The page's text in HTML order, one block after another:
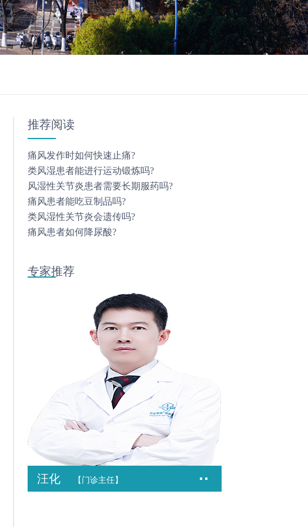
推荐阅读
痛风发作时如何快速止痛?
类风湿患者能进行运动锻炼吗?
风湿性关节炎患者需要长期服药吗?
痛风患者能吃豆制品吗?
类风湿性关节炎会遗传吗?
痛风患者如何降尿酸?
专家推荐
汪化 【门诊主任】